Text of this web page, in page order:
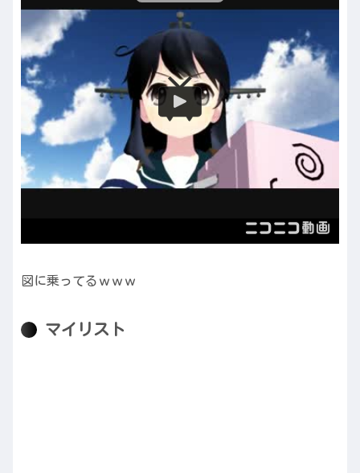
図に乗ってるｗｗｗ
マイリスト